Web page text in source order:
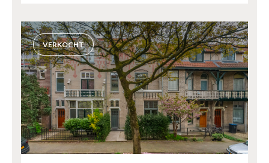
VERKOCHT